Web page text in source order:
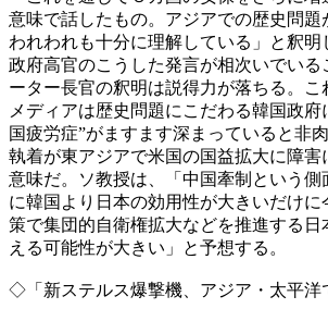
意味で話したもの。アジアでの歴史問題
われわれも十分に理解している」と釈
政府高官のこうした発言が相次いでいる
ーター長官の釈明は説得力が落ちる。
メディアは歴史問題にこだわる韓国政府
国疲労症”がますます深まっていると非
執着が東アジアで米国の国益拡大に障害
意味だ。ソ教授は、「中国牽制という側
に韓国より日本の効用性が大きいだけに
策で集団的自衛権拡大などを推進する日
える可能性が大きい」と予想する。
◇「新ステルス爆撃機、アジア・太平洋